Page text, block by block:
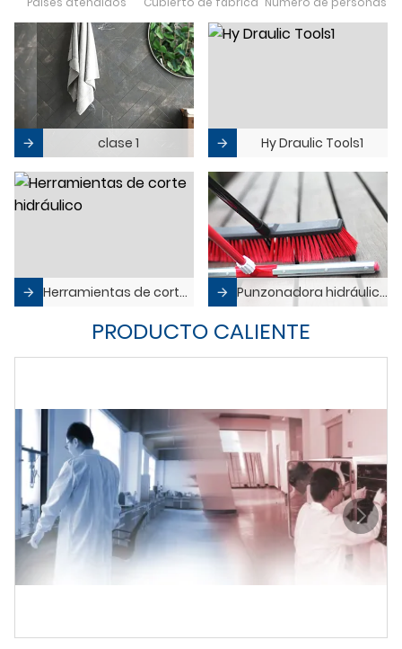
clase 1 Hy Draulic Tools1
Herramientas de corte hidráulico Punzonadora hidráulica herramientas
PRODUCTO CALIENTE